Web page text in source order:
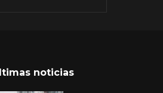
noticias